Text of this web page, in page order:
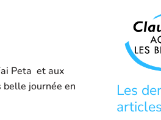
Peta et aux
belle journée en
Les
articles